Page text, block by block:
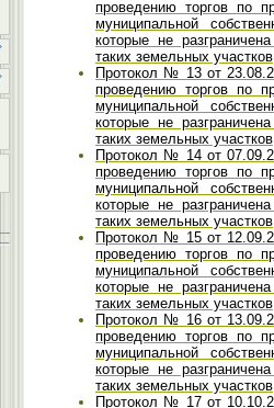
проведению торгов по
муниципальной
которые не
таких земельных
Протокол № 13 от
проведению торгов по
муниципальной
которые не
таких земельных
Протокол № 14 от
проведению торгов по
муниципальной
которые не
таких земельных
Протокол № 15 от
проведению торгов по
муниципальной
которые не
таких земельных
Протокол № 16 от
проведению торгов по
муниципальной
которые не
таких земельных
Протокол № 17 от